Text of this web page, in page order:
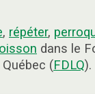
, répéter,
dans le
(FDLQ).